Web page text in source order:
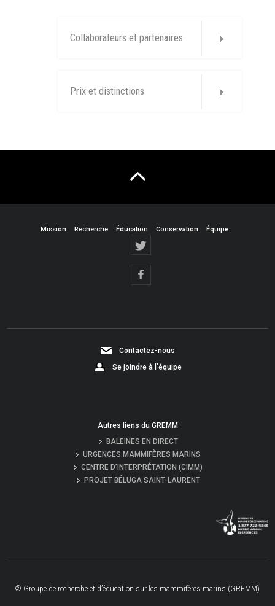
Collaborateurs et partenaires
Prix et distinctions
Mission Recherche Éducation Conservation Équipe
Contactez-nous
Se joindre à l’équipe
Autres liens du GREMM
BALEINES EN DIRECT
URGENCES MAMMIFÈRES MARINS
CENTRE D’INTERPRÉTATION (CIMM)
PROJET BÉLUGA SAINT-LAURENT
© Groupe de recherche et d’éducation sur les mammifères marins (GREMM)